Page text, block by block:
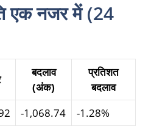
एक नजर में (24
बदलाव
(अंक)
प्रतिशत
बदलाव
-1,068.74
-1.28%